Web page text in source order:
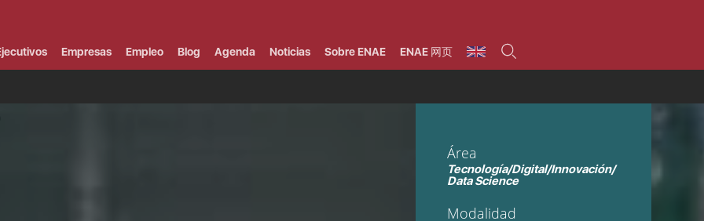
Bolsa de empleoMáster
Tecnología / Digital /
Comercial / Marketing/
Ventas
empresas
Empresas Empleo Blog Agenda Noticias Sobre ENAE ENAE 网页
Área
Tecnología/Digital/Innovación/
Data Science
Modalidad